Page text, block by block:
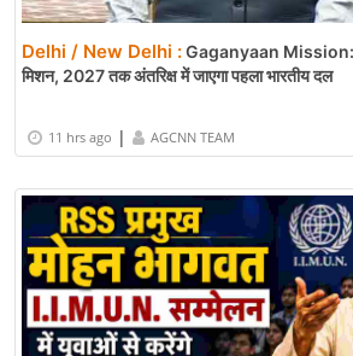
Delhi / New Delhi :Gaganyaan Mission:
मिशन, 2027 तक अंतरिक्ष में जाएगा पहला भारतीय दल
11 hrs ago | AGCNN TEAM